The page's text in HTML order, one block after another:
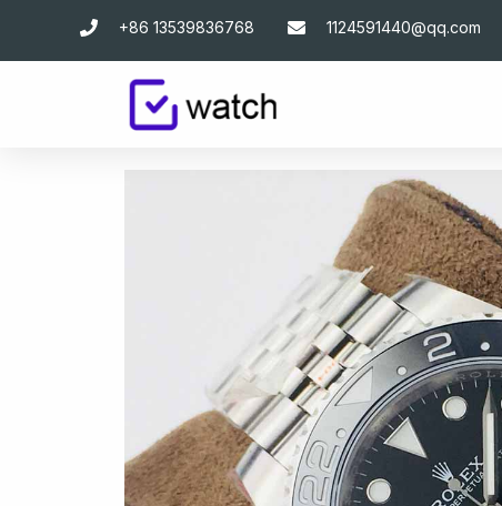
+86 13539836768 1124591440@qq.com